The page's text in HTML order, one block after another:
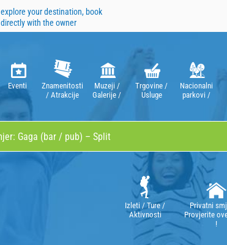
explore your destination, book
directly with the owner
Eventi
Znamenitosti
/ Atrakcije
Muzeji /
Galerije /
Trgovine /
Usluge
Nacionalni
parkovi /
Izleti / Ture /
Aktivnosti
Privatni
Provjerite
!